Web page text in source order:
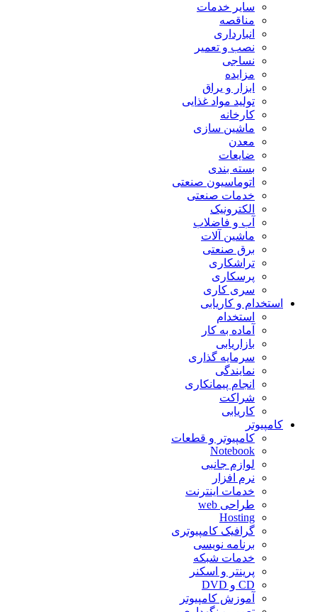
سایر خدمات
مناقصه
انبارداری
نصب و تعمیر
نساجی
مزایده
ابزار و یراق
تولید مواد غذایی
کارخانه
ماشین سازی
معدن
ضایعات
بسته بندی
اتوماسیون صنعتی
خدمات صنعتی
الکترونیک
آب و فاضلاب
ماشین آلات
برق صنعتی
تراشکاری
پرسکاری
سری کاری
استخدام و کاریابی
استخدام
آماده به کار
بازاریابی
سرمایه گذاری
نمایندگی
انجام پیمانکاری
شراکت
کاریابی
کامپیوتر
کامپیوتر و قطعات
Notebook
لوازم جانبی
نرم افزار
خدمات اینترنت
طراحی web
Hosting
گرافیک کامپیوتری
برنامه نویسی
خدمات شبکه
پرینتر و اسکنر
CD و DVD
آموزش کامپیوتر